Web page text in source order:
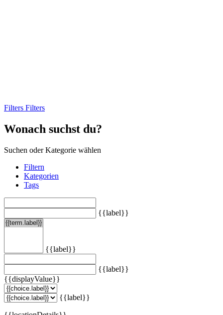
Filters Filters
Wonach suchst du?
Suchen oder Kategorie wählen
Filtern
Kategorien
Tags
{{label}}
{{label}}
{{label}}
{{displayValue}}
{{label}}